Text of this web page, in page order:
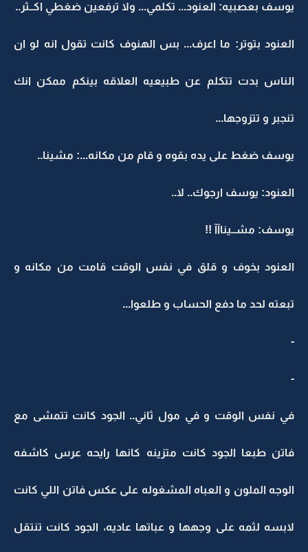
يوسف بعصبيه: العنود... تكلمي... ولا ترفعين ضغطي اكــثر..
العنود بتوتر: ما اعرف... بس الهنوف كانت تقول انه لو ان
الناس بدت تتكلم عن طبيعيه العلاقه بينكم ممكن انك
تنجبر و تتزوجها...
يوسف ضغط على يده بقوه و قام من مكانه...: مشينا..
العنود: يوسف ارجوك.. لا..
يوسف: مشــيناآآ !!
العنود بخوف و قلق في نفس الوقت قامت من مكانه و
تبعته لحد ما دفع الحساب و طلعوا...
-
-
في نفس الوقت و في مول ثاني.. الجود كانت تتمشى مع
فاتن طبعا الجود كانت متزينه كانها رايحه عرس كاشفه
الوجه الملون و العباه المشغوله على عكس فاتن اللي كانت
لابسه لثمه على وجهها و عباتها عاديه، الجود كانت تنتقل